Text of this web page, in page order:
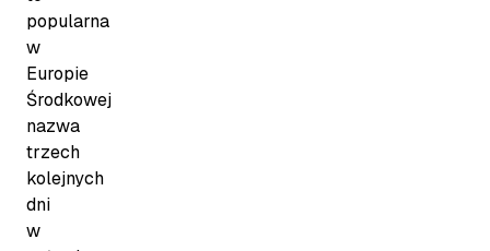
popularna
w
Europie
Środkowej
nazwa
trzech
kolejnych
dni
w